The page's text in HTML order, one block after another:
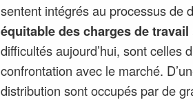
sentent intégrés au processus de
équitable des charges de travail
difficultés aujourd’hui, sont celles
confrontation avec le marché.
distribution sont occupés par de